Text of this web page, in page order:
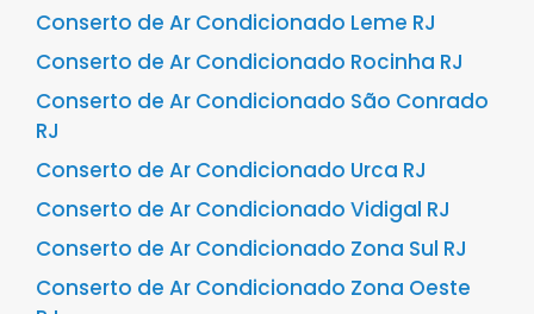
Conserto de Ar Condicionado Leme RJ
Conserto de Ar Condicionado Rocinha RJ
Conserto de Ar Condicionado São Conrado
RJ
Conserto de Ar Condicionado Urca RJ
Conserto de Ar Condicionado Vidigal RJ
Conserto de Ar Condicionado Zona Sul RJ
Conserto de Ar Condicionado Zona Oeste